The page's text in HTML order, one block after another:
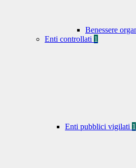
Benessere
Enti controllati 1
Enti pubblici vigilati 1